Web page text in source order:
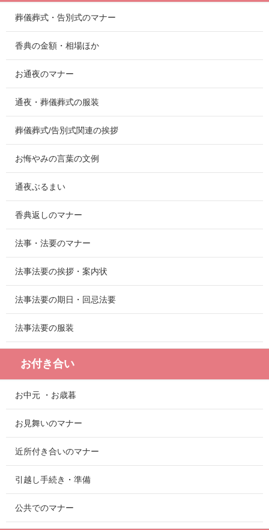
葬儀葬式・告別式のマナー
香典の金額・相場ほか
お通夜のマナー
通夜・葬儀葬式の服装
葬儀葬式/告別式関連の挨拶
お悔やみの言葉の文例
通夜ぶるまい
香典返しのマナー
法事・法要のマナー
法事法要の挨拶・案内状
法事法要の期日・回忌法要
法事法要の服装
お付き合い
お中元 ・お歳暮
お見舞いのマナー
近所付き合いのマナー
引越し手続き・準備
公共でのマナー